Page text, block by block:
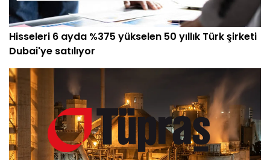
Hisseleri 6 ayda %375 yükselen 50 yıllık Türk şirketi
Dubai'ye satılıyor